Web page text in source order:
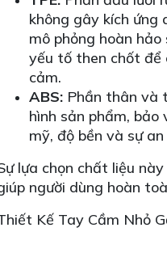
không gây kích ứng
mô phỏng hoàn
yếu tố then chốt để
cảm.
ABS: Phần thân và
hình sản phẩm,
mỹ, độ bền và sự
lựa chọn chất liệu
người dùng hoàn
Kế Tay Cầm Nhỏ